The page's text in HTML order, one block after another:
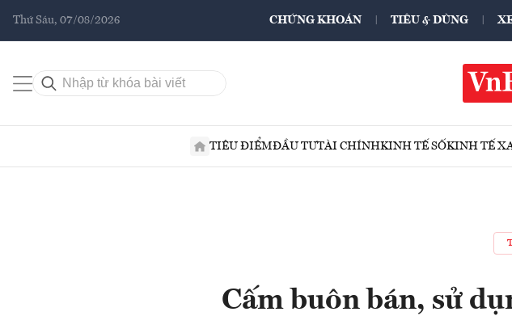
Thứ Sáu, 07/08/2026 CHỨNG KHOÁN TIÊU & DÙNG
TIÊU ĐIỂMĐẦU TƯTÀI CHÍNHKINH TẾ SỐKINH TẾ
Cấm buôn bán, sử